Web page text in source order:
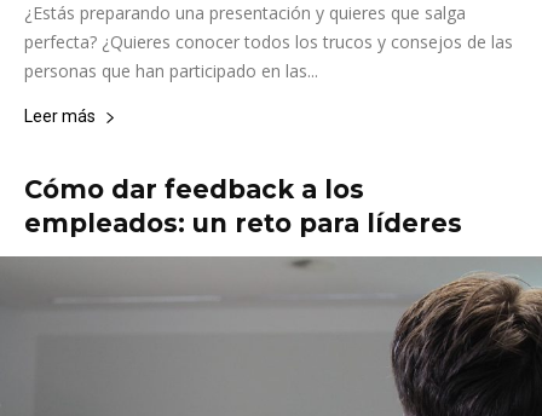
¿Estás preparando una presentación y quieres que salga
perfecta? ¿Quieres conocer todos los trucos y consejos de las
personas que han participado en las...
Leer más
Cómo dar feedback a los
empleados: un reto para líderes